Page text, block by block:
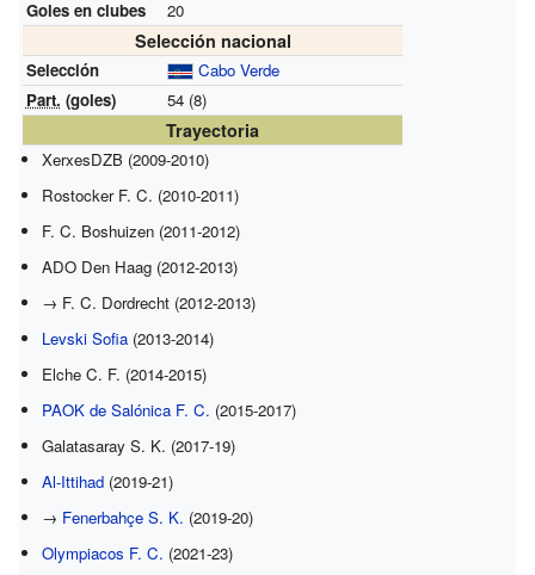
Goles en clubes 20
Selección nacional
Selección
Cabo Verde
Part. (goles) 54 (8)
Trayectoria
XerxesDZB (2009-2010)
Rostocker F. C. (2010-2011)
F. C. Boshuizen (2011-2012)
ADO Den Haag (2012-2013)
→ F. C. Dordrecht (2012-2013)
Levski Sofia (2013-2014)
Elche C. F. (2014-2015)
PAOK de Salónica F. C. (2015-2017)
Galatasaray S. K. (2017-19)
Al-Ittihad (2019-21)
→ Fenerbahçe S. K. (2019-20)
Olympiacos F. C. (2021-23)